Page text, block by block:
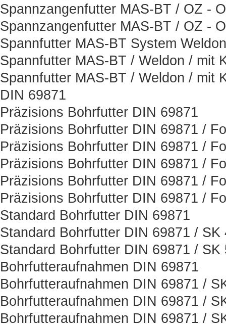
Spannzangenfutter MAS-BT / OZ -
Spannzangenfutter MAS-BT / OZ -
Spannfutter MAS-BT System
Spannfutter MAS-BT / Weldon / mit
Spannfutter MAS-BT / Weldon / mit
DIN 69871
Präzisions Bohrfutter DIN 69871
Präzisions Bohrfutter DIN 69871 /
Präzisions Bohrfutter DIN 69871 /
Präzisions Bohrfutter DIN 69871 /
Präzisions Bohrfutter DIN 69871 /
Präzisions Bohrfutter DIN 69871 /
Standard Bohrfutter DIN 69871
Standard Bohrfutter DIN 69871 / SK
Standard Bohrfutter DIN 69871 / SK
Bohrfutteraufnahmen DIN 69871
Bohrfutteraufnahmen DIN 69871 /
Bohrfutteraufnahmen DIN 69871 /
Bohrfutteraufnahmen DIN 69871 /